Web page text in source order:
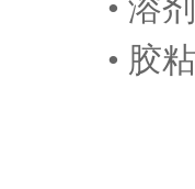
• 溶
• 胶